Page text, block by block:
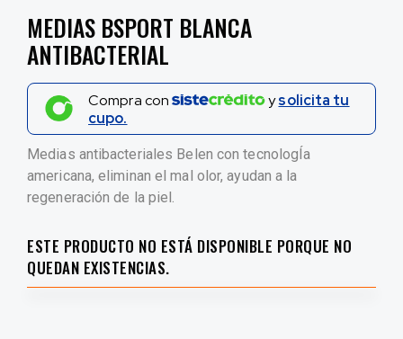
MEDIAS BSPORT BLANCA
ANTIBACTERIAL
Compra con ysolicita tu
cupo.
Medias antibacteriales Belen con tecnologÍa
americana, eliminan el mal olor, ayudan a la
regeneración de la piel.
ESTE PRODUCTO NO ESTÁ DISPONIBLE PORQUE NO
QUEDAN EXISTENCIAS.